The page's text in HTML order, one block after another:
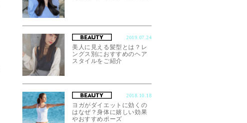
2019.07.24
美人に見える髪型とは？レ
ングス別におすすめのヘア
スタイルをご紹介
2018.10.18
ヨガがダイエットに効くの
はなぜ？身体に嬉しい効果
やおすすめポーズ